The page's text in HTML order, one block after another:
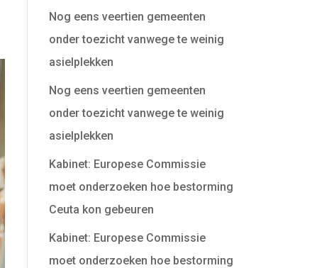
Nog eens veertien gemeenten
onder toezicht vanwege te weinig
asielplekken
Nog eens veertien gemeenten
onder toezicht vanwege te weinig
asielplekken
Kabinet: Europese Commissie
moet onderzoeken hoe bestorming
Ceuta kon gebeuren
Kabinet: Europese Commissie
moet onderzoeken hoe bestorming